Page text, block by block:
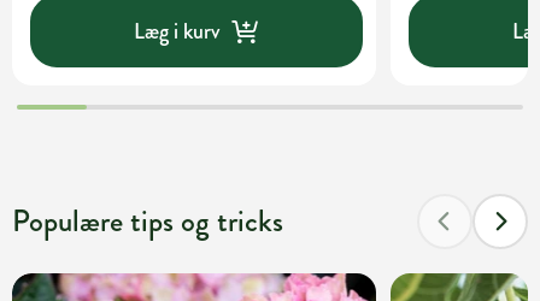
Læg i kurv
Populære tips og tricks